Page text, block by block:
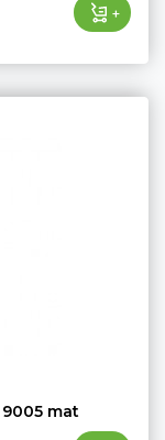
+
9005 mat